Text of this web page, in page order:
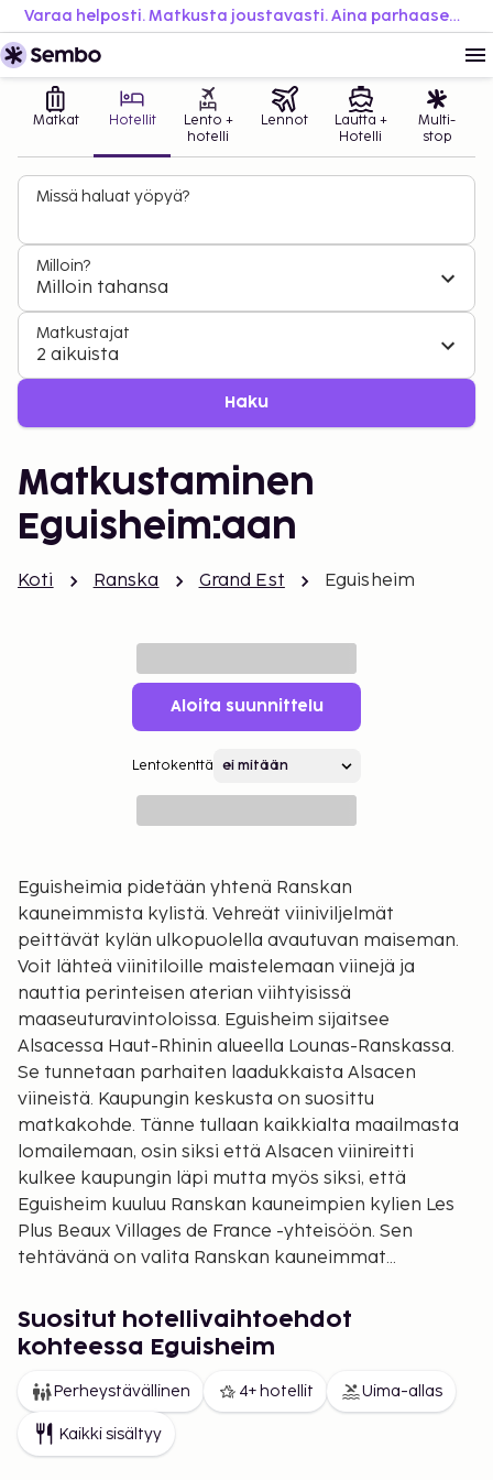
Varaa helposti. Matkusta joustavasti. Aina parhaaseen hintaan.
Matkat Hotellit
Lento +
hotelli
Lennot
Lautta +
Hotelli
Multi-
stop
Missä haluat yöpyä?
Milloin?
Milloin tahansa
Matkustajat
2 aikuista
Haku
Matkustaminen
Eguisheim:aan
Koti Ranska Grand Est Eguisheim
Aloita suunnittelu
Lentokenttä
Eguisheimia pidetään yhtenä Ranskan
kauneimmista kylistä. Vehreät viiniviljelmät
peittävät kylän ulkopuolella avautuvan maiseman.
Voit lähteä viinitiloille maistelemaan viinejä ja
nauttia perinteisen aterian viihtyisissä
maaseuturavintoloissa. Eguisheim sijaitsee
Alsacessa Haut-Rhinin alueella Lounas-Ranskassa.
Se tunnetaan parhaiten laadukkaista Alsacen
viineistä. Kaupungin keskusta on suosittu
matkakohde. Tänne tullaan kaikkialta maailmasta
lomailemaan, osin siksi että Alsacen viinireitti
kulkee kaupungin läpi mutta myös siksi, että
Eguisheim kuuluu Ranskan kauneimpien kylien Les
Plus Beaux Villages de France -yhteisöön. Sen
tehtävänä on valita Ranskan kauneimmat
joukkoon. Kylän historia on pitkä. Sen huomaa
arkkitehtuurista: vaaleita ja ristikkojulkisivuja sekä
teräväkärkisiä kattoja. Mukulakivikadut ja Saint-
Leonin tori on koristeltu upeilla kukka-asetelmilla.
Tämä paikkakunta on saanut kansallisia ja
eurooppalaisia tunnustuksia: National Grand Prix of
Suositut hotellivaihtoehdot
kohteessa Eguisheim
Perheystävällinen 4+ hotellit Uima-allas
Kaikki sisältyy